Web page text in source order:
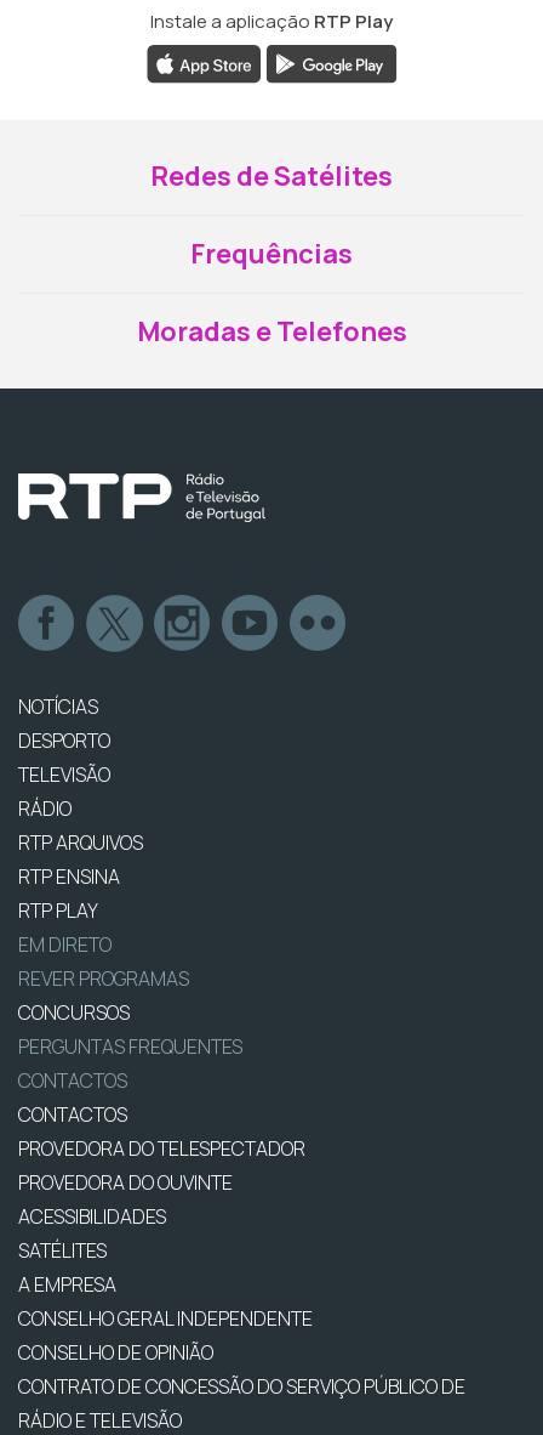
Instale a aplicação RTP Play
Redes de Satélites
Frequências
Moradas e Telefones
NOTÍCIAS
DESPORTO
TELEVISÃO
RÁDIO
RTP ARQUIVOS
RTP ENSINA
RTP PLAY
EM DIRETO
REVER PROGRAMAS
CONCURSOS
PERGUNTAS FREQUENTES
CONTACTOS
CONTACTOS
PROVEDORA DO TELESPECTADOR
PROVEDORA DO OUVINTE
ACESSIBILIDADES
SATÉLITES
A EMPRESA
CONSELHO GERAL INDEPENDENTE
CONSELHO DE OPINIÃO
CONTRATO DE CONCESSÃO DO SERVIÇO PÚBLICO DE
RÁDIO E TELEVISÃO